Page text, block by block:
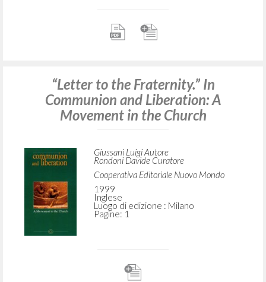
“Letter to the Fraternity.” In
Communion and Liberation: A
Movement in the Church
Giussani Luigi Autore
Rondoni Davide Curatore
Cooperativa Editoriale Nuovo Mondo
1999
Inglese
Luogo di edizione : Milano
Pagine: 1